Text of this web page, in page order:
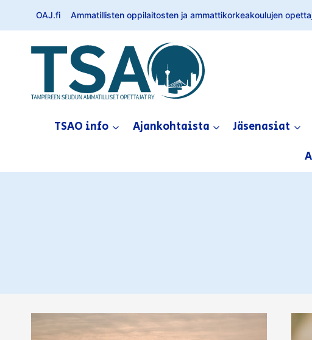
OAJ.fi Ammatillisten oppilaitosten ja ammattikorkeakoulujen
TSAO info Ajankohtaista Jäsenasiat